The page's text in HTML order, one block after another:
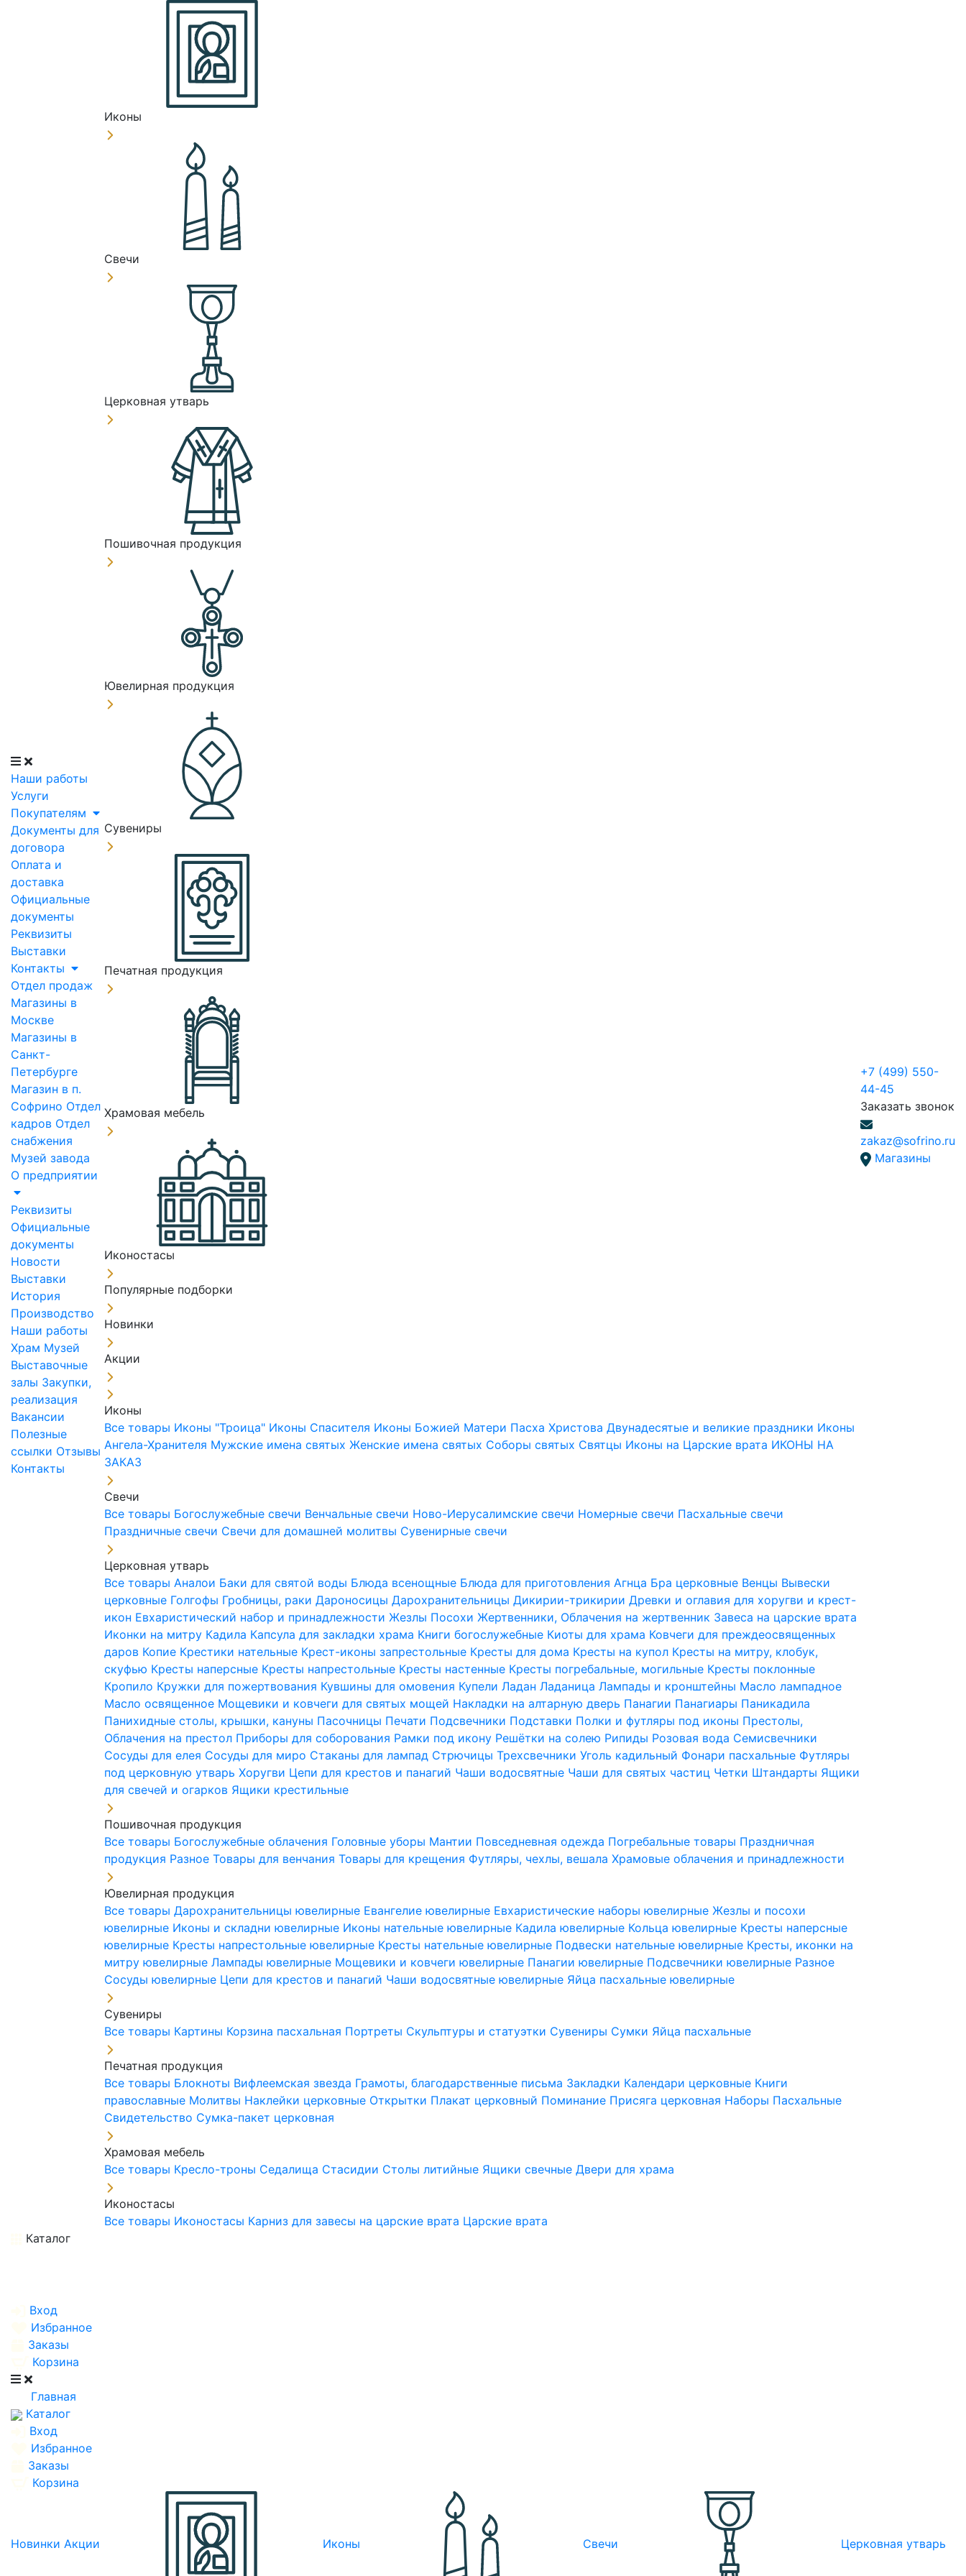
Наши работы
Услуги
Покупателям
Документы для
договора
Оплата и
доставка
Официальные
документы
Реквизиты
Выставки
Контакты
Отдел продаж
Магазины в
Москве
Магазины в
Санкт-
Петербурге
Магазин в п.
Софрино Отдел
кадров Отдел
снабжения
Музей завода
О предприятии
Реквизиты
Официальные
документы
Новости
Выставки
История
Производство
Наши работы
Храм Музей
Выставочные
залы Закупки,
реализация
Вакансии
Полезные
ссылки Отзывы
Контакты
Иконы
Свечи
Церковная утварь
Пошивочная продукция
Ювелирная продукция
Сувениры
Печатная продукция
Храмовая мебель
Иконостасы
Популярные подборки
Новинки
Акции
Иконы
Все товары Иконы "Троица" Иконы Спасителя Иконы Божией Матери Пасха ХристоваДвунадесятые и великие праздники Иконы
Ангела-Хранителя Мужские имена святыхЖенские имена святых Соборы святых Святцы Иконы на Царские врата ИКОНЫ НА
ЗАКАЗ
Свечи
Все товары Богослужебные свечи Венчальные свечи Ново-Иерусалимские свечи Номерные свечи Пасхальные свечи
Праздничные свечи Свечи для домашней молитвы Сувенирные свечи
Церковная утварь
Все товарыАналои Баки для святой воды Блюда всенощные Блюда для приготовления Агнца Бра церковные Венцы Вывески
церковные Голгофы Гробницы, ракиДароносицыДарохранительницыДикирии-трикирииДревки и оглавия для хоругви и крест-
икон Евхаристический набор и принадлежностиЖезлы ПосохиЖертвенники, Облачения на жертвенник Завеса на царские врата
Иконки на митру Кадила Капсула для закладки храма Книги богослужебные Киоты для храма Ковчеги для преждеосвященных
даров Копие Крестики нательные Крест-иконы запрестольные Кресты для дома Кресты на купол Кресты на митру, клобук,
скуфью Кресты наперсные Кресты напрестольные Кресты настенные Кресты погребальные, могильные Кресты поклонные
Кропило Кружки для пожертвования Кувшины для омовения КупелиЛаданЛаданицаЛампады и кронштейны Масло лампадное
Масло освященное Мощевики и ковчеги для святых мощей Накладки на алтарную дверь Панагии Панагиары Паникадила
Панихидные столы, крышки, кануны Пасочницы Печати Подсвечники Подставки Полки и футляры под иконы Престолы,
Облачения на престол Приборы для соборования Рамки под икону Решётки на солею Рипиды Розовая вода Семисвечники
Сосуды для елея Сосуды для миро Стаканы для лампад СтрючицыТрехсвечникиУголь кадильный Фонари пасхальные Футляры
под церковную утварьХоругви Цепи для крестов и панагий Чаши водосвятные Чаши для святых частиц Четки Штандарты Ящики
для свечей и огарков Ящики крестильные
Пошивочная продукция
Все товары Богослужебные облачения Головные уборы Мантии Повседневная одежда Погребальные товары Праздничная
продукция РазноеТовары для венчанияТовары для крещения Футляры, чехлы, вешалаХрамовые облачения и принадлежности
Ювелирная продукция
Все товарыДарохранительницы ювелирные Евангелие ювелирные Евхаристические наборы ювелирныеЖезлы и посохи
ювелирные Иконы и складни ювелирные Иконы нательные ювелирные Кадила ювелирные Кольца ювелирные Кресты наперсные
ювелирные Кресты напрестольные ювелирные Кресты нательные ювелирные Подвески нательные ювелирные Кресты, иконки на
митру ювелирныеЛампады ювелирные Мощевики и ковчеги ювелирные Панагии ювелирные Подсвечники ювелирные Разное
Сосуды ювелирные Цепи для крестов и панагий Чаши водосвятные ювелирные Яйца пасхальные ювелирные
Сувениры
Все товары Картины Корзина пасхальная Портреты Скульптуры и статуэтки Сувениры Сумки Яйца пасхальные
Печатная продукция
Все товары Блокноты Вифлеемская звезда Грамоты, благодарственные письма Закладки Календари церковные Книги
православные Молитвы Наклейки церковные Открытки Плакат церковный Поминание Присяга церковная Наборы Пасхальные
Свидетельство Сумка-пакет церковная
Храмовая мебель
Все товары Кресло-троны Седалища Стасидии Столы литийные Ящики свечныеДвери для храма
Иконостасы
Все товары Иконостасы Карниз для завесы на царские врата Царские врата
+7 (499) 550-
44-45
Заказать звонок
zakaz@sofrino.ru
Магазины
Каталог
Вход
Избранное
Заказы
Корзина
Главная
Каталог
Вход
Избранное
Заказы
Корзина
Новинки Акции Иконы Свечи Церковная утварь